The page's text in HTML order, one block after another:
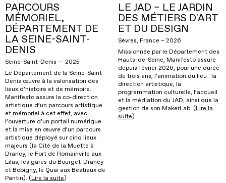
PARCOURS
MÉMORIEL,
DÉPARTEMENT DE
LA SEINE-SAINT-
DENIS
Seine-Saint-Denis — 2025
Le Département de la Seine-Saint-
Denis œuvre à la valorisation des
lieux d'histoire et de mémoire.
Manifesto assure la co-direction
artistique d’un parcours artistique
et mémoriel à cet effet, avec
l’ouverture d’un portail numérique
et la mise en œuvre d’un parcours
artistique déployé sur cinq lieux
majeurs (la Cité de la Muette à
Drancy, le Fort de Romainville aux
Lilas, les gares du Bourget-Drancy
et Bobigny, le Quai aux Bestiaux de
Pantin). (Lire la suite)
LE JAD – LE JARDIN
DES MÉTIERS D'ART
ET DU DESIGN
Sévres, France – 2026
Missionnée par le Département des
Hauts-de-Seine, Manifesto assure
depuis février 2026, pour une durée
de trois ans, l’animation du lieu : la
direction artistique, la
programmation culturelle, l’accueil
et la médiation du JAD, ainsi que la
gestion de son MakerLab. (Lire la
suite)